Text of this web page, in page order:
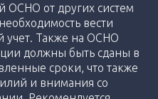
ОСНО от других систем
вести
учет. Также на ОСНО
должны быть сданы в
сроки, что также
и внимания со